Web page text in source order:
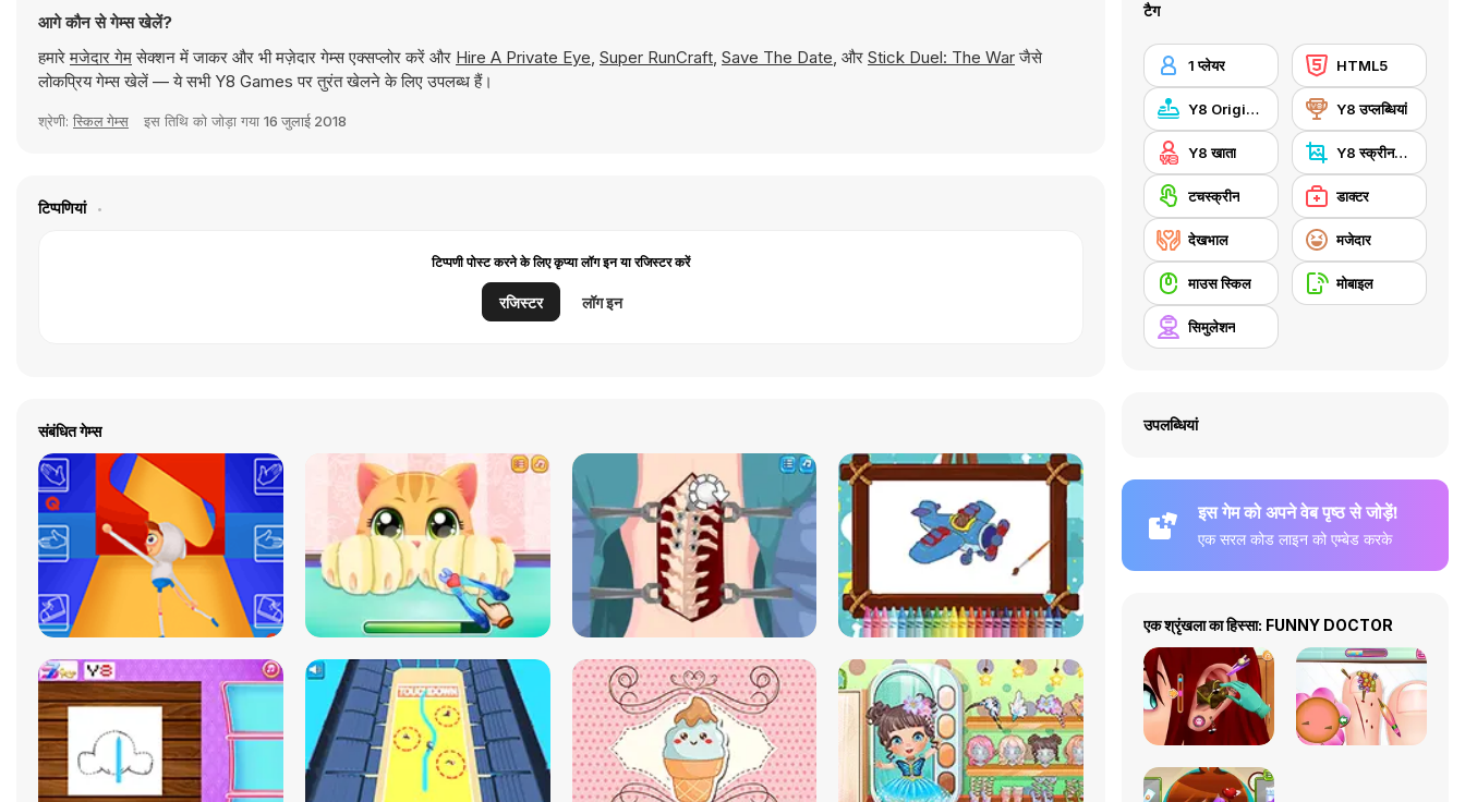
आगे कौन से गेम्स खेलें?
हमारेमजेदार गेमसेक्शन में जाकर और भी मज़ेदार गेम्स एक्सप्लोर करें और Hire A Private Eye, Super RunCraft, Save The Date, और Stick Duel: The Warजैसे
लोकप्रिय गेम्स खेलें — ये सभी Y8 Games पर तुरंत खेलने के लिए उपलब्ध हैं।
श्रेणी: स्किल गेम्स इस तिथि को जोड़ा गया 16 जुलाई 2018
टिप्पणियां
टिप्पणी पोस्ट करने के लिए कृप्या लॉग इन या रजिस्टर करें
रजिस्टर लॉग इन
संबंधित गेम्स
टैग
1 प्लेयर HTML5
Y8 Originals Y8 उप्लब्धियां
Y8 खाता Y8 स्क्रीनशॉट
टचस्क्रीन डाक्टर
देखभाल मजेदार
माउस स्किल मोबाइल
सिमुलेशन
उपलब्धियां
इस गेम को अपने वेब पृष्ठ से जोड़ें!
एक सरल कोड लाइन को एम्बेड करके
एक श्रृंखला का हिस्सा: FUNNY DOCTOR